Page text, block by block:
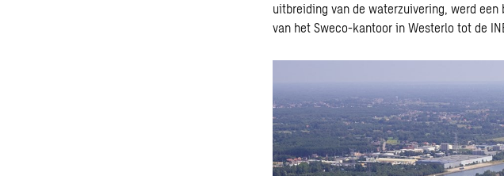
uitbreiding van de waterzuivering, werd een
van het Sweco-kantoor in Westerlo tot de